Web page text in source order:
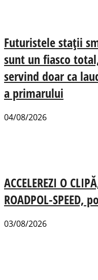
Futuristele stații
sunt un fiasco
servind doar ca
a primarului
04/08/2026
ACCELEREZI O
ROADPOL-
03/08/2026